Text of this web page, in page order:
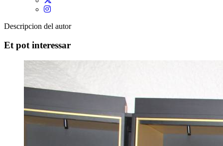
Descripcion del autor
Et pot interessar